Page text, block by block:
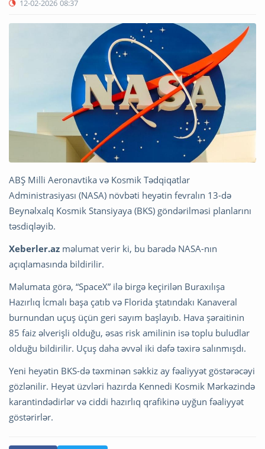
12-02-2026 08:37
ABŞ Milli Aeronavtika və Kosmik Tədqiqatlar
Administrasiyası (NASA) növbəti heyətin fevralın 13-də
Beynəlxalq Kosmik Stansiyaya (BKS) göndərilməsi planlarını
təsdiqləyib.
Xeberler.az məlumat verir ki, bu barədə NASA-nın
açıqlamasında bildirilir.
Məlumata görə, “SpaceX” ilə birgə keçirilən Buraxılışa
Hazırlıq İcmalı başa çatıb və Florida ştatındakı Kanaveral
burnundan uçuş üçün geri sayım başlayıb. Hava şəraitinin
85 faiz əlverişli olduğu, əsas risk amilinin isə toplu buludlar
olduğu bildirilir. Uçuş daha əvvəl iki dəfə təxirə salınmışdı.
Yeni heyətin BKS-də təxminən səkkiz ay fəaliyyət göstərəcəyi
gözlənilir. Heyət üzvləri hazırda Kennedi Kosmik Mərkəzində
karantindədirlər və ciddi hazırlıq qrafikinə uyğun fəaliyyət
göstərirlər.